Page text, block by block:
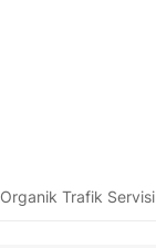
Organik Trafik Servisi